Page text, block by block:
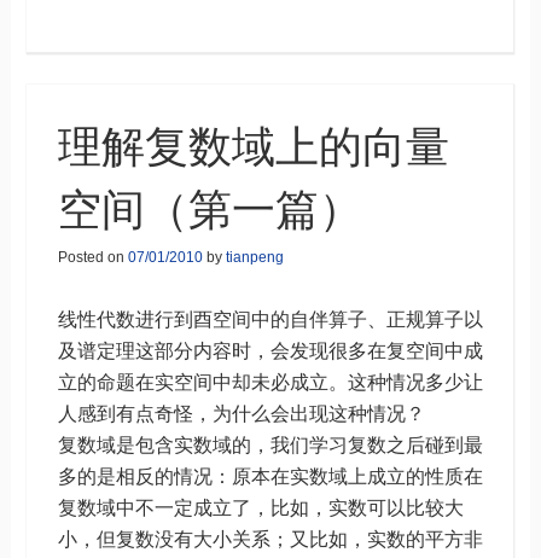
理解复数域上的向量
空间（第一篇）
Posted on 07/01/2010by tianpeng
线性代数进行到酉空间中的自伴算子、正规算子以
及谱定理这部分内容时，会发现很多在复空间中成
立的命题在实空间中却未必成立。这种情况多少让
人感到有点奇怪，为什么会出现这种情况？
复数域是包含实数域的，我们学习复数之后碰到最
多的是相反的情况：原本在实数域上成立的性质在
复数域中不一定成立了，比如，实数可以比较大
小，但复数没有大小关系；又比如，实数的平方非